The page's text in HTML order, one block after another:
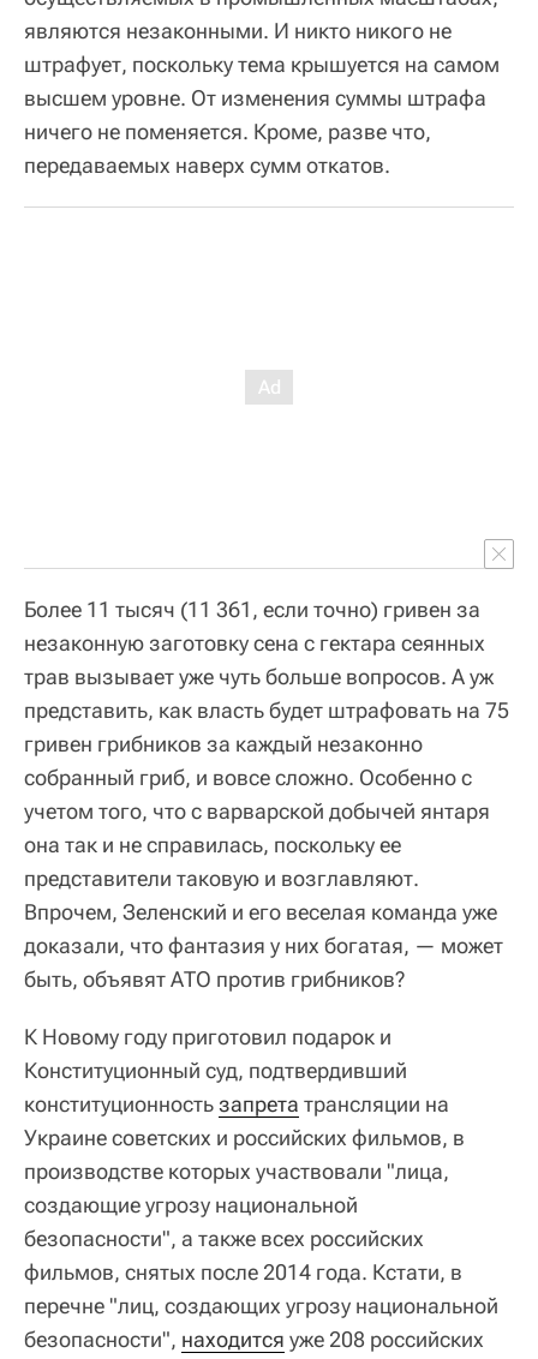
являются незаконными. И никто никого не
штрафует, поскольку тема крышуется на самом
высшем уровне. От изменения суммы штрафа
ничего не поменяется. Кроме, разве что,
передаваемых наверх сумм откатов.
Более 11 тысяч (11 361, если точно) гривен за
незаконную заготовку сена с гектара сеянных
трав вызывает уже чуть больше вопросов. А уж
представить, как власть будет штрафовать на 75
гривен грибников за каждый незаконно
собранный гриб, и вовсе сложно. Особенно с
учетом того, что с варварской добычей янтаря
она так и не справилась, поскольку ее
представители таковую и возглавляют.
Впрочем, Зеленский и его веселая команда уже
доказали, что фантазия у них богатая, — может
быть, объявят АТО против грибников?
К Новому году приготовил подарок и
Конституционный суд, подтвердивший
конституционностьзапрета трансляции на
Украине советских и российских фильмов, в
производстве которых участвовали "лица,
создающие угрозу национальной
безопасности", а также всех российских
фильмов, снятых после 2014 года. Кстати, в
перечне "лиц, создающих угрозу национальной
безопасности", находится уже 208 российских